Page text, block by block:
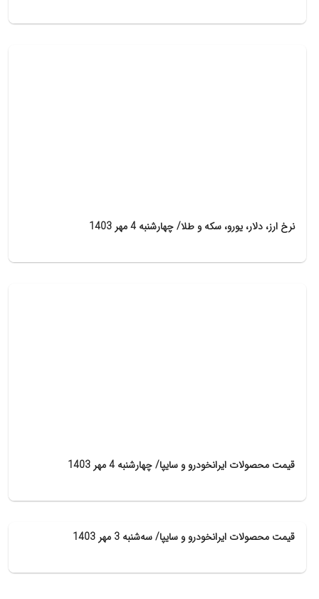
نرخ ارز، دلار، یورو، سکه و طلا/ چهارشنبه 4 مهر 1403
قیمت محصولات ایرانخودرو و سایپا/ چهارشنبه 4 مهر 1403
قیمت محصولات ایرانخودرو و سایپا/ سه‌شنبه 3 مهر 1403